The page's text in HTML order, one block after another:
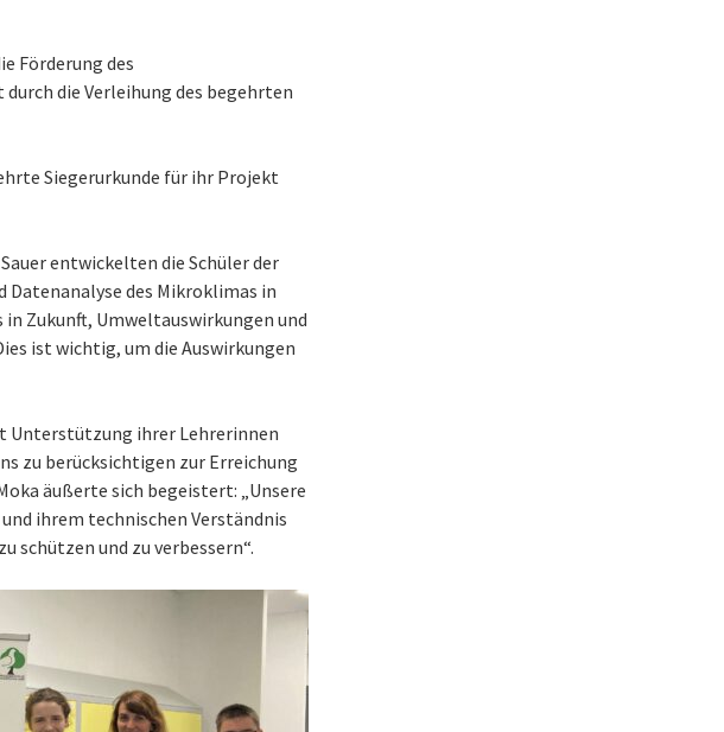
Förderung des
die Verleihung des begehrten
Siegerurkunde für ihr Projekt
entwickelten die Schüler der
des Mikroklimas in
Zukunft, Umweltauswirkungen und
ist wichtig, um die Auswirkungen
Unterstützung ihrer Lehrerinnen
zu berücksichtigen zur Erreichung
äußerte sich begeistert: „Unsere
ihrem technischen Verständnis
schützen und zu verbessern“.